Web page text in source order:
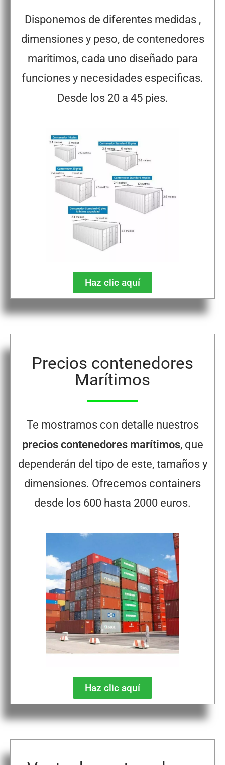
Disponemos de diferentes medidas ,
dimensiones y peso, de contenedores
maritimos, cada uno diseñado para
funciones y necesidades especificas.
Desde los 20 a 45 pies.
Haz clic aquí
Precios contenedores
Marítimos
Te mostramos con detalle nuestros
precios contenedores marítimos, que
dependerán del tipo de este, tamaños y
dimensiones. Ofrecemos containers
desde los 600 hasta 2000 euros.
Haz clic aquí